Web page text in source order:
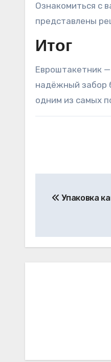
Ознакомиться с
представлены
Итог
Евроштакетник
надёжный забор
одним из самых
по
Упаковка